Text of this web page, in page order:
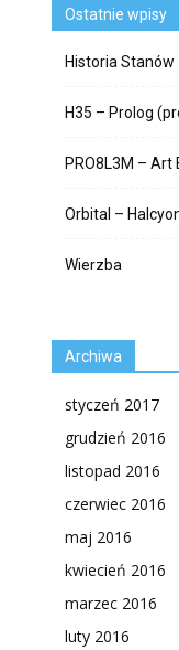
Ostatnie wpisy
Historia
H35 – Prolog
PRO8L3M – Art
Orbital –
Wierzba
Archiwa
styczeń 2017
grudzień 2016
listopad 2016
czerwiec 2016
maj 2016
kwiecień 2016
marzec 2016
luty 2016